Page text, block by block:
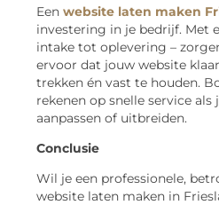
Een website laten maken
investering in je bedrijf. Met
intake tot oplevering –
ervoor dat jouw website
trekken én vast te houden.
rekenen op snelle service
aanpassen of uitbreiden.
Conclusie
Wil je een professionele,
website laten maken in